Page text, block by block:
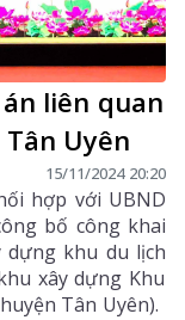
liên quan
Uyên
15/11/2024 20:20
hợp với UBND
bố công khai
dựng khu du lịch
xây dựng Khu
Tân Uyên).